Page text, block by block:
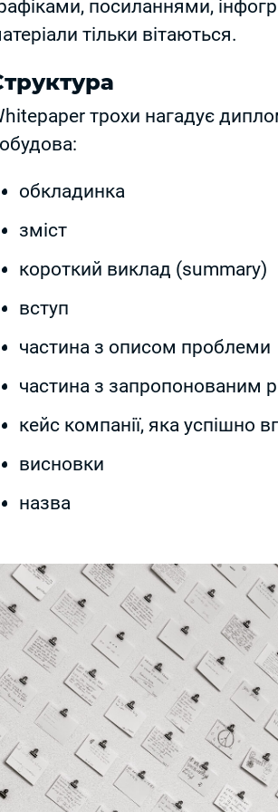
посиланнями,
тільки вітаються.
трохи нагадує
обкладинка
зміст
короткий виклад (summary)
вступ
частина з описом проблеми
частина з запропонованим
кейс компанії, яка успішно
висновки
назва